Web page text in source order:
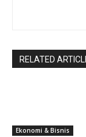
RELATED
Ekonomi & Bisnis